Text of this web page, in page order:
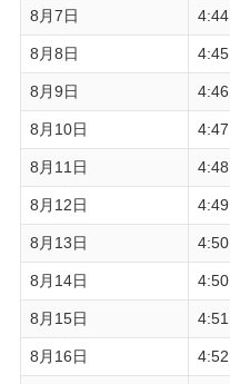
8月7日 4:44
8月8日 4:45
8月9日 4:46
8月10日 4:47
8月11日 4:48
8月12日 4:49
8月13日 4:50
8月14日 4:50
8月15日 4:51
8月16日 4:52